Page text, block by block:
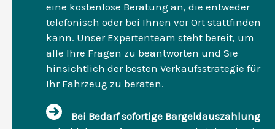
eine kostenlose Beratung an, die entweder
telefonisch oder bei Ihnen vor Ort stattfinden
kann. Unser Expertenteam steht bereit, um
alle Ihre Fragen zu beantworten und Sie
hinsichtlich der besten Verkaufsstrategie für
Ihr Fahrzeug zu beraten.
Bei Bedarf sofortige Bargeldauszahlung